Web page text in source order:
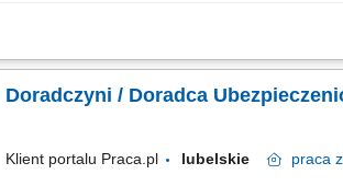
Twój zakres obowiązków: Będziesz aktywnie
Doradczyni / Doradca
Klient portalu Praca.pl lubelskie praca